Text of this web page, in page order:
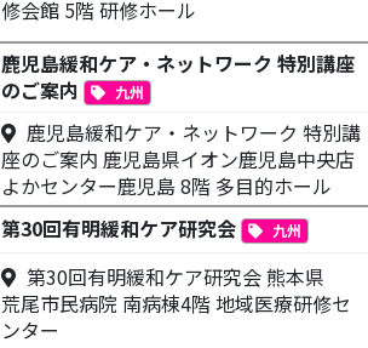
修会館 5階 研修ホール
鹿児島緩和ケア・ネットワーク 特別講座
のご案内
九州
鹿児島緩和ケア・ネットワーク 特別講
座のご案内 鹿児島県イオン鹿児島中央店
よかセンター鹿児島 8階 多目的ホール
第30回有明緩和ケア研究会 九州
第30回有明緩和ケア研究会 熊本県
荒尾市民病院 南病棟4階 地域医療研修セ
ンター